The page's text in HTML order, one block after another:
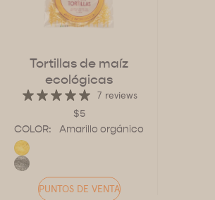
Tortillas de maíz
ecológicas
7 reviews
$5
COLOR:
Amarillo orgánico
PUNTOS DE VENTA